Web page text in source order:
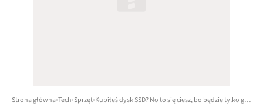
Strona główna Tech Sprzęt Kupiłeś dysk SSD? No to się ciesz, bo będzie tylko gorzej